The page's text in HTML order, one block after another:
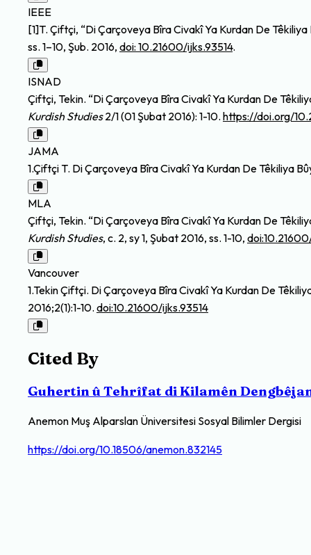
IEEE
[1]T. Çiftçi, “Di Çarçoveya Bîra Civakî Ya Kurdan De
ss. 1–10, Şub. 2016, doi: 10.21600/ijks.93514.
ISNAD
Çiftçi, Tekin. “Di Çarçoveya Bîra Civakî Ya Kurdan De
Kurdish Studies2/1 (01 Şubat 2016): 1-10. https://doi.org/
JAMA
1.Çiftçi T. Di Çarçoveya Bîra Civakî Ya Kurdan De Têkiliya
MLA
Çiftçi, Tekin. “Di Çarçoveya Bîra Civakî Ya Kurdan De
Kurdish Studies, c. 2, sy 1, Şubat 2016, ss. 1-10,
Vancouver
1.Tekin Çiftçi. Di Çarçoveya Bîra Civakî Ya Kurdan De
2016;2(1):1-10. doi:10.21600/ijks.93514
Cited By
Guhertin û Tehrîfat di Kilamên
Anemon Muş Alparslan Üniversitesi Sosyal Bilimler Dergisi
https://doi.org/10.18506/anemon.832145